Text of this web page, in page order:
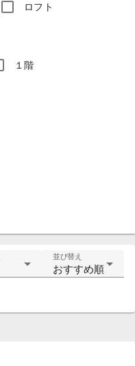
ロフト
１階
並び替え
おすすめ順